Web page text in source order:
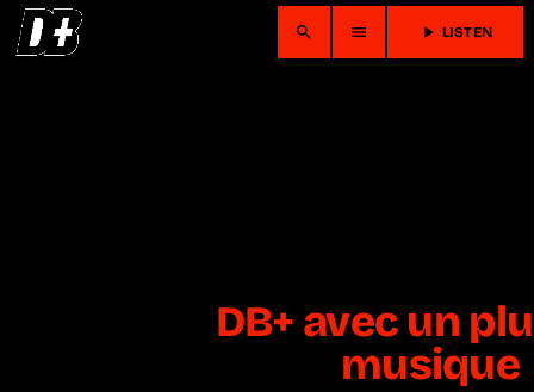
search menu play_arrow LISTEN
DB+ avec un
musique